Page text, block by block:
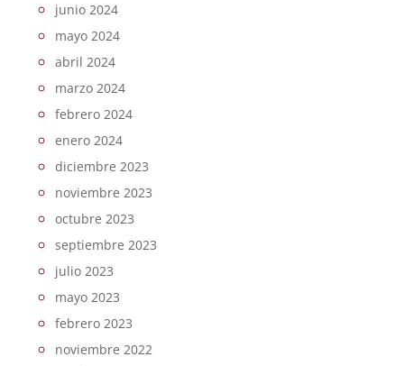
junio 2024
mayo 2024
abril 2024
marzo 2024
febrero 2024
enero 2024
diciembre 2023
noviembre 2023
octubre 2023
septiembre 2023
julio 2023
mayo 2023
febrero 2023
noviembre 2022